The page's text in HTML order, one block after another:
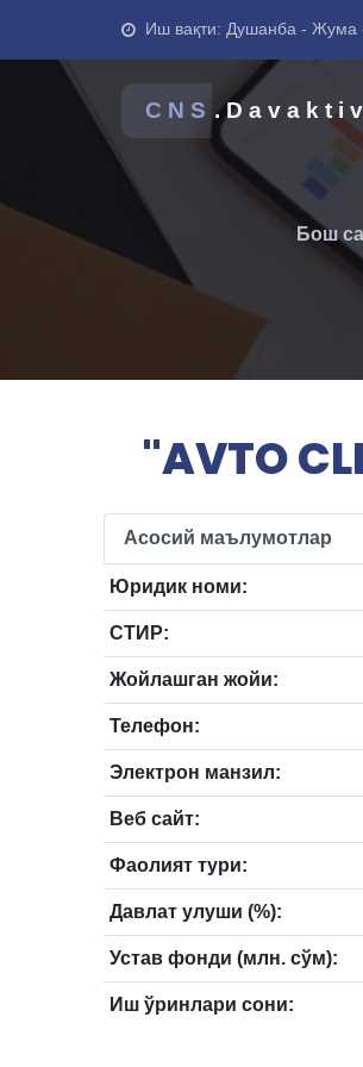
Иш вақти: Душанба - Жума
CNS
Бош
"AVTO
Асосий маълумотлар
Юридик номи:
СТИР:
Жойлашган жойи:
Телефон:
Электрон манзил:
Веб сайт:
Фаолият тури:
Давлат улуши (%):
Устав фонди (млн. сўм):
Иш ўринлари сони: